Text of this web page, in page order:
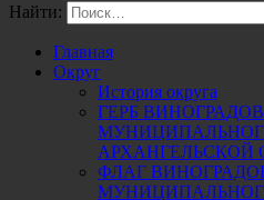
Найти:
Главная
Округ
История округа
ГЕРБ
АРХАНГЕЛЬСКОЙ
ФЛАГ